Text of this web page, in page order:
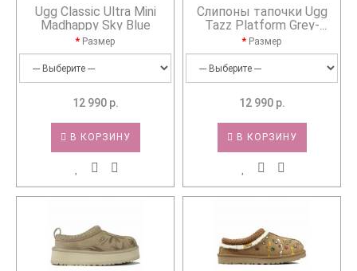
Ugg Classic Ultra Mini
Madhappy Sky Blue
Размер
12 990 р.
В КОРЗИНУ
Слипоны тапочки Ugg
Tazz Platform Grey-
Violet...
Размер
12 990 р.
В КОРЗИНУ